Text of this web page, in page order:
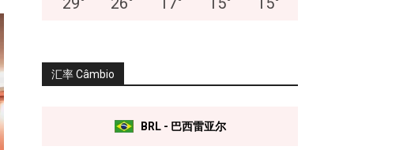
汇率 Câmbio
BRL - 巴西雷亚尔